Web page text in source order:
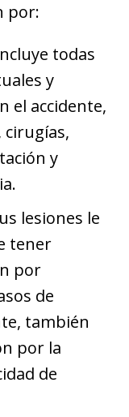
por:
todas
y
el accidente,
cirugías,
y
lesiones le
tener
por
de
también
por la
de